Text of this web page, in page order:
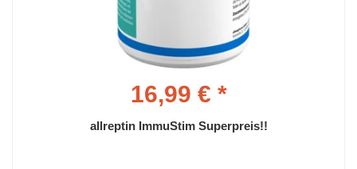
16,99 € *
allreptin ImmuStim Superpreis!!